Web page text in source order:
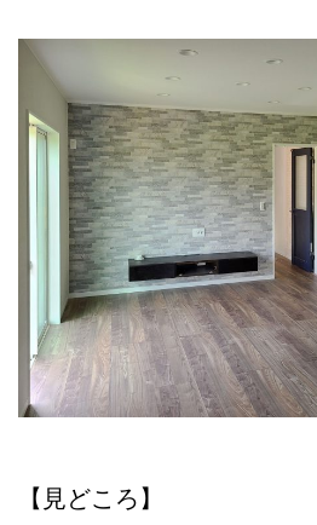
【見どころ】